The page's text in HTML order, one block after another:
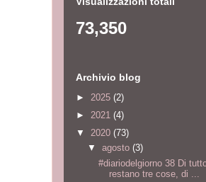
73,350
Archivio blog
► 2025 (2)
► 2021 (4)
▼ 2020 (73)
▼ agosto (3)
#diariodelgiorno 38 Di
restano tre cose, di ...